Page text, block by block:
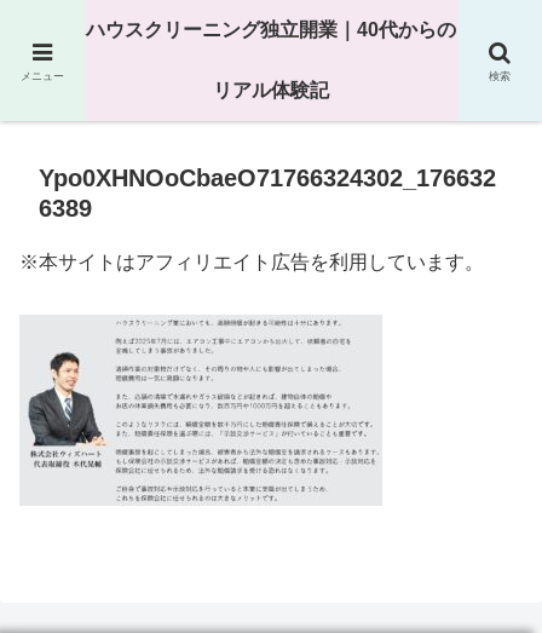
25年以上の現場経験をもとにハウスクリーニング独立の現実
Ypo0XHNOoCbaeO71766324302_176632
6389
※本サイトはアフィリエイト広告を利用しています。
メニュー
ハウスクリーニング独立開業｜40代からの
リアル体験記
検索